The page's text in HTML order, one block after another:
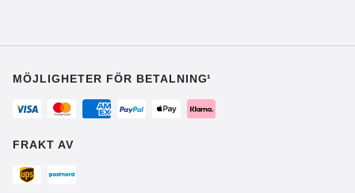
MÖJLIGHETER FÖR BETALNING¹
FRAKT AV